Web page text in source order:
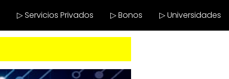
▷ Servicios Privados ▷ Bonos ▷ Universidades